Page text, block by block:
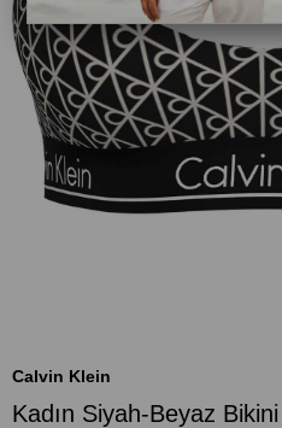
Calvin Klein
Kadın Siyah-Beyaz